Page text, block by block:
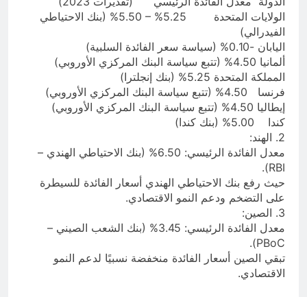
الولايات المتحدة 5.25% – 5.50% (بنك الاحتياطي
الفيدرالي)
اليابان -0.10% (سياسة سعر الفائدة السلبية)
ألمانيا 4.50% (تتبع سياسة البنك المركزي الأوروبي)
المملكة المتحدة 5.25% (بنك إنجلترا)
فرنسا 4.50% (تتبع سياسة البنك المركزي الأوروبي)
إيطاليا 4.50% (تتبع سياسة البنك المركزي الأوروبي)
كندا 5.00% (بنك كندا)
2. الهند:
معدل الفائدة الرئيسي: 6.50% (بنك الاحتياطي الهندي –
RBI).
حيث رفع بنك الاحتياطي الهندي أسعار الفائدة للسيطرة
على التضخم ودعم النمو الاقتصادي.
3. الصين:
معدل الفائدة الرئيسي: 3.45% (بنك الشعب الصيني –
PBoC).
تبقي الصين أسعار الفائدة منخفضة نسبيًا لدعم النمو
الاقتصادي.